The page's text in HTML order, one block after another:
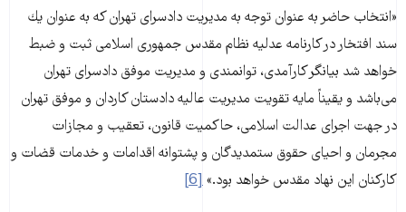
«انتخاب حاضر به عنوان توجه به مدیریت دادسرای تهران كه به عنوان یك
سند افتخار در كارنامه عدلیه نظام مقدس جمهوری اسلامی ثبت و ضبط
خواهد شد بیانگر كارآمدی، توانمندی و مدیریت موفق دادسرای تهران
می‌باشد و یقیناً مایه تقویت مدیریت عالیه دادستان كاردان و موفق تهران
در جهت اجرای عدالت اسلامی، حاكمیت قانون، تعقیب و مجازات
مجرمان و احیای حقوق ستمدیدگان و پشتوانه اقدامات و خدمات قضات و
كاركنان این نهاد مقدس خواهد بود.»[6]